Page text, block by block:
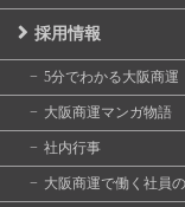
採用情報
5分でわかる大阪商運
大阪商運マンガ物語
社内行事
大阪商運で働く社員